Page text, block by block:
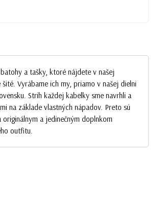
a tašky, ktoré nájdete v našej
šité. Vyrábame ich my, priamo v našej dielni
Strih každej kabelky sme navrhli a
na základe vlastných nápadov. Preto sú
originálnym a jedinečným doplnkom
outfitu.